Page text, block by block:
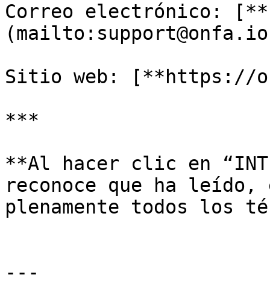
Correo electrónico:
Sitio web: [**https://
***
**Al hacer clic en
reconoce que ha leído,
plenamente todos los
---